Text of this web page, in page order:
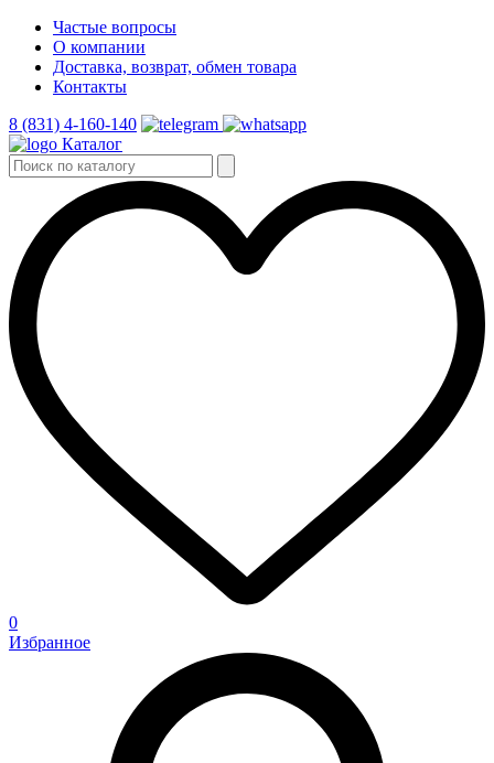
Частые вопросы
О компании
Доставка, возврат, обмен товара
Контакты
8 (831) 4-160-140
Каталог
0
Избранное